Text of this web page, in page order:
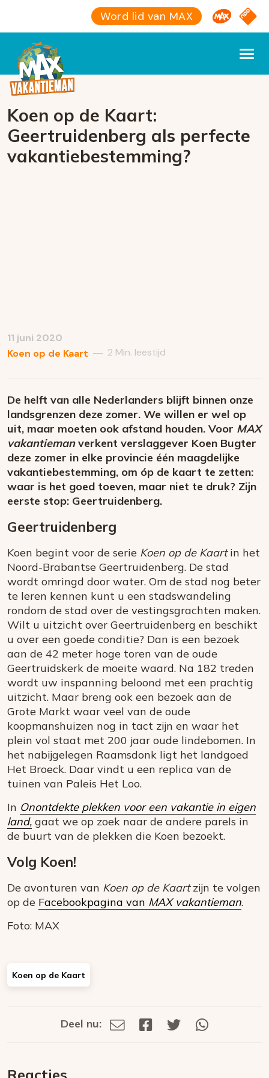
Word lid van MAX Omroep
NPO
Koen op de Kaart:
Geertruidenberg als perfecte
vakantiebestemming?
11 juni 2020
Koen op de Kaart — 2 Min. leestijd
De helft van alle Nederlanders blijft binnen onze
landsgrenzen deze zomer. We willen er wel op
uit, maar moeten ook afstand houden. Voor MAX
vakantiemanverkent verslaggever Koen Bugter
deze zomer in elke provincie één maagdelijke
vakantiebestemming, om óp de kaart te zetten:
waar is het goed toeven, maar niet te druk? Zijn
eerste stop: Geertruidenberg.
Geertruidenberg
Koen begint voor de serie Koen op de Kaartin het
Noord-Brabantse Geertruidenberg. De stad
wordt omringd door water. Om de stad nog beter
te leren kennen kunt u een stadswandeling
rondom de stad over de vestingsgrachten maken.
Wilt u uitzicht over Geertruidenberg en beschikt
u over een goede conditie? Dan is een bezoek
aan de 42 meter hoge toren van de oude
Geertruidskerk de moeite waard. Na 182 treden
wordt uw inspanning beloond met een prachtig
uitzicht. Maar breng ook een bezoek aan de
Grote Markt waar veel van de oude
koopmanshuizen nog in tact zijn en waar het
plein vol staat met 200 jaar oude lindebomen. In
het nabijgelegen Raamsdonk ligt het landgoed
Het Broeck. Daar vindt u een replica van de
tuinen van Paleis Het Loo.
In Onontdekte plekken voor een vakantie in eigen
land, gaat we op zoek naar de andere parels in
de buurt van de plekken die Koen bezoekt.
Volg Koen!
De avonturen van Koen op de Kaartzijn te volgen
op de Facebookpagina van MAX vakantieman.
Foto: MAX
Koen op de Kaart
Deel
Deel nu:
Deel
Deel
Deel
Reacties